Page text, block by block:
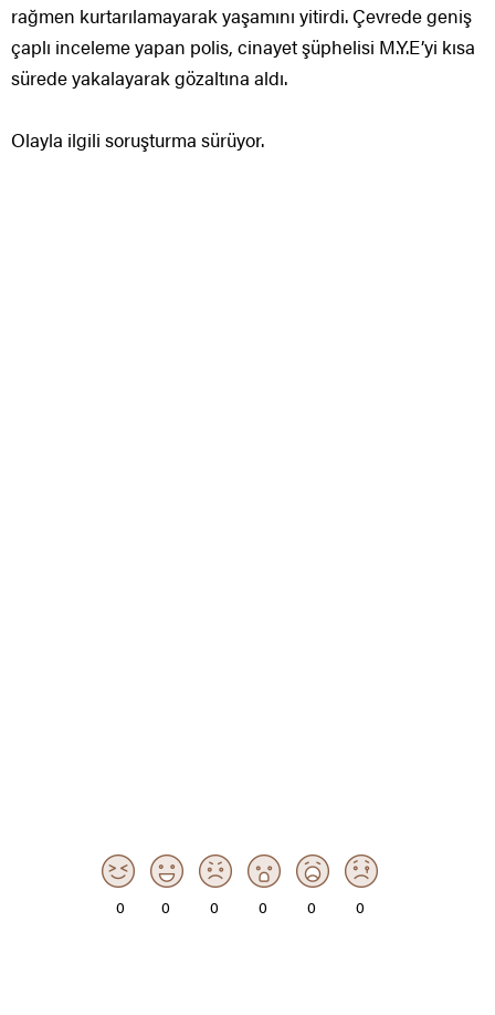
rağmen kurtarılamayarak yaşamını yitirdi. Çevrede geniş
çaplı inceleme yapan polis, cinayet şüphelisi M.Y.E’yi kısa
sürede yakalayarak gözaltına aldı.
Olayla ilgili soruşturma sürüyor.
0 0 0 0 0 0